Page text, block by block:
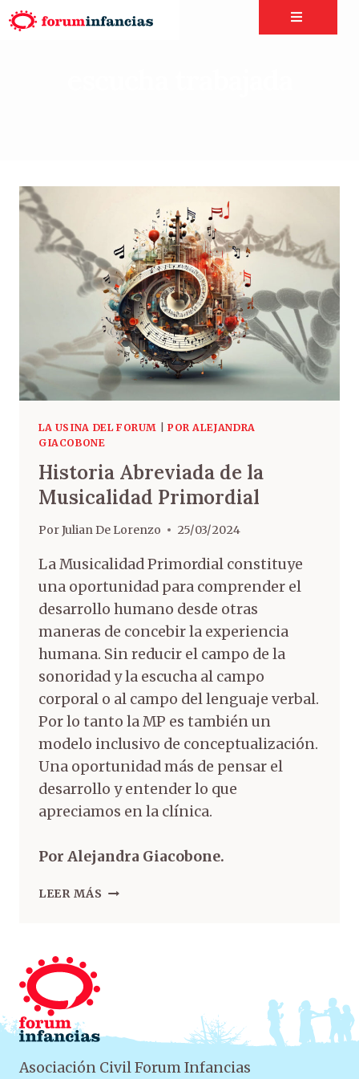
LA USINA DEL FORUM
POR ALEJANDRA
GIACOBONE
Historia Abreviada de la
Musicalidad Primordial
PorJulian De Lorenzo 25/03/2024
La Musicalidad Primordial constituye
una oportunidad para comprender el
desarrollo humano desde otras
maneras de concebir la experiencia
humana. Sin reducir el campo de la
sonoridad y la escucha al campo
corporal o al campo del lenguaje verbal.
Por lo tanto la MP es también un
modelo inclusivo de conceptualización.
Una oportunidad más de pensar el
desarrollo y entender lo que
apreciamos en la clínica.
Por Alejandra Giacobone.
LEER MÁS
Asociación Civil Forum Infancias